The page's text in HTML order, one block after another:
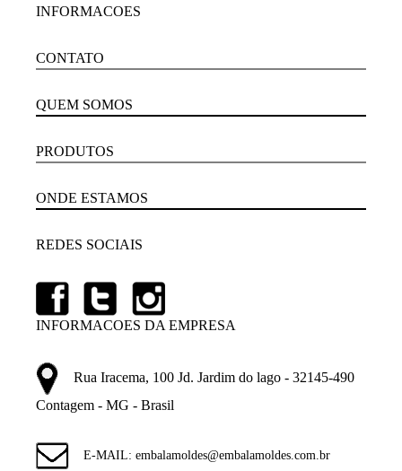
INFORMACOES
CONTATO
QUEM SOMOS
PRODUTOS
ONDE ESTAMOS
REDES SOCIAIS
INFORMACOES DA EMPRESA
Rua Iracema, 100 Jd. Jardim do lago - 32145-490
Contagem - MG - Brasil
E-MAIL: embalamoldes@embalamoldes.com.br